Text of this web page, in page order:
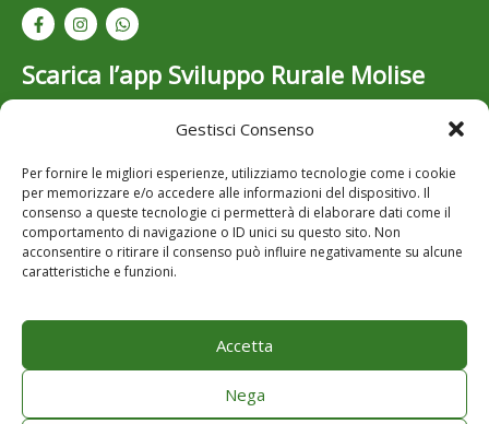
Gestisci Consenso
Per fornire le migliori esperienze, utilizziamo tecnologie come i cookie
per memorizzare e/o accedere alle informazioni del dispositivo. Il
consenso a queste tecnologie ci permetterà di elaborare dati come il
comportamento di navigazione o ID unici su questo sito. Non
acconsentire o ritirare il consenso può influire negativamente su alcune
caratteristiche e funzioni.
Accetta
Nega
Scarica l’app Sviluppo Rurale Molise
Resta aggiornato su bandi, opportunità e novità dello
per iOS e Android..
Privacy
Cookie Policy